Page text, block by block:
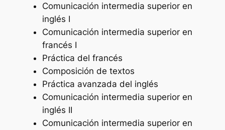
Comunicación intermedia superior en
inglés I
Comunicación intermedia superior en
francés I
Práctica del francés
Composición de textos
Práctica avanzada del inglés
Comunicación intermedia superior en
inglés II
Comunicación intermedia superior en